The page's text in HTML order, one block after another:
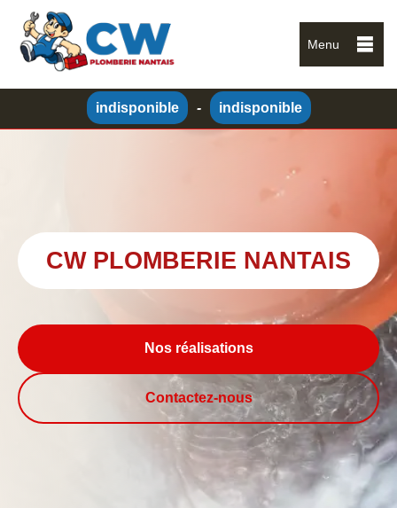
Menu
indisponible - indisponible
CW PLOMBERIE NANTAIS
Nos réalisations
Contactez-nous